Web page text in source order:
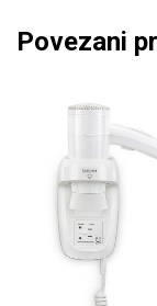
Povezani